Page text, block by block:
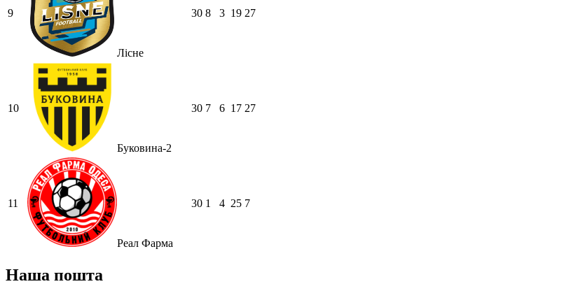
9
Лісне
30 8 3 19 27
10
Буковина-2
30 7 6 17 27
11
Реал Фарма
30 1 4 25 7
Наша пошта